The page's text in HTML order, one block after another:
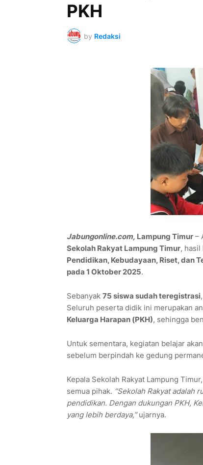
PKH
by Redaksi
Jabungonline.com, Lampung Timur–
Sekolah Rakyat Lampung Timur, hasil
Pendidikan, Kebudayaan, Riset, dan
pada 1 Oktober 2025.
Sebanyak 75 siswa sudah teregistrasi
Seluruh peserta didik ini merupakan
Keluarga Harapan (PKH), sehingga
Untuk sementara, kegiatan belajar
sebelum berpindah ke gedung
Kepala Sekolah Rakyat Lampung Timur,
semua pihak. “Sekolah Rakyat adalah
pendidikan. Dengan dukungan PKH,
yang lebih berdaya,”ujarnya.